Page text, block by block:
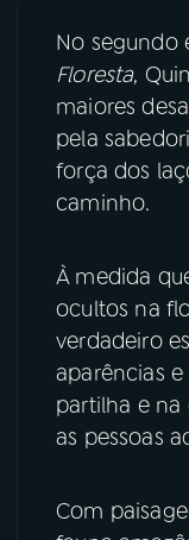
05 PODCASTS
06
FESTIVAL
ACOMPANHE A
Instagram
No segundo
Floresta,
maiores
pela
força dos
caminho.
À medida
ocultos na
verdadeiro
aparências
partilha e
as pessoas
Com